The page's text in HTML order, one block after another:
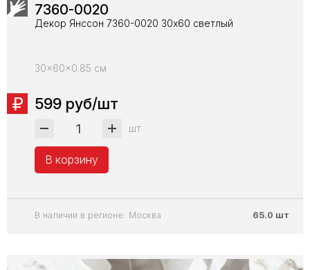
7360-0020
Декор Янссон 7360-0020 30х60 светлый
30x60x0.85 см
599 руб/шт
шт
В корзину
В наличии в регионе: Москва 65.0 шт